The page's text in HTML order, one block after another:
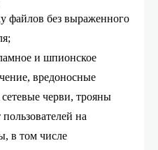
файлов без выраженного
и шпионское
вредоносные
черви, трояны
на
в том числе